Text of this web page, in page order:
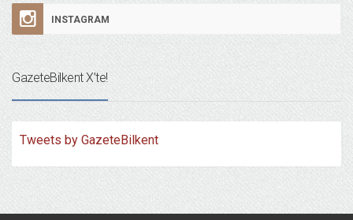
INSTAGRAM
GazeteBilkent X’te!
Tweets by GazeteBilkent